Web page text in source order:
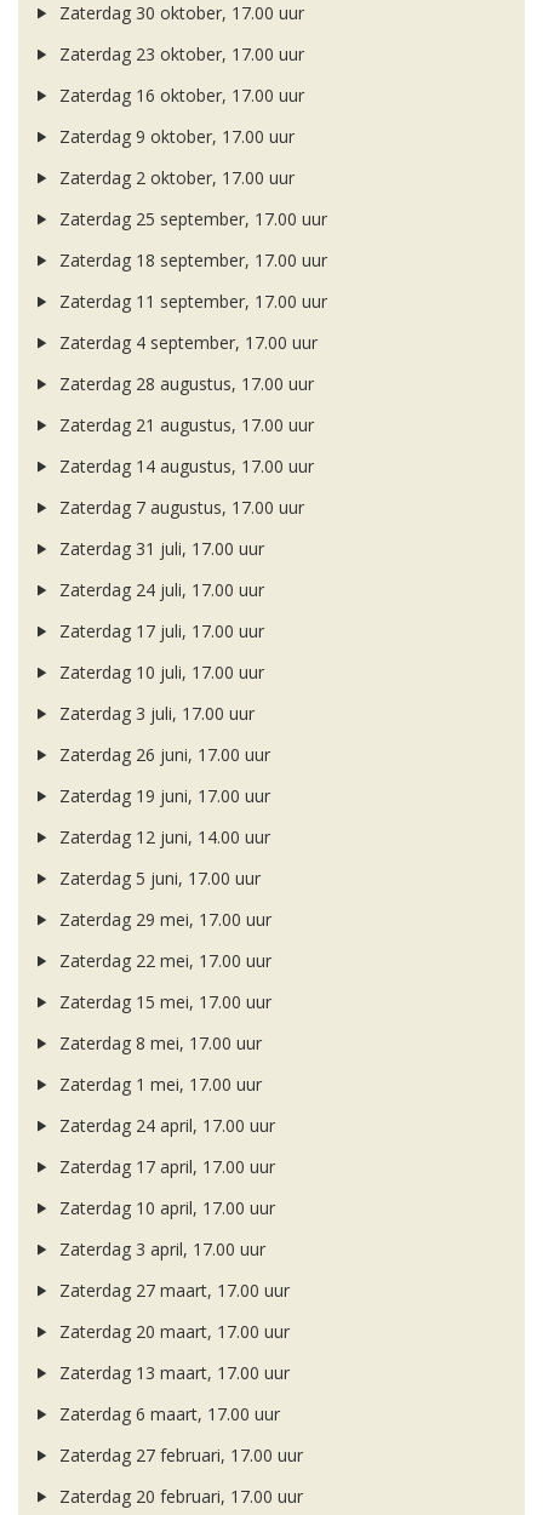
Zaterdag 30 oktober, 17.00 uur
Zaterdag 23 oktober, 17.00 uur
Zaterdag 16 oktober, 17.00 uur
Zaterdag 9 oktober, 17.00 uur
Zaterdag 2 oktober, 17.00 uur
Zaterdag 25 september, 17.00 uur
Zaterdag 18 september, 17.00 uur
Zaterdag 11 september, 17.00 uur
Zaterdag 4 september, 17.00 uur
Zaterdag 28 augustus, 17.00 uur
Zaterdag 21 augustus, 17.00 uur
Zaterdag 14 augustus, 17.00 uur
Zaterdag 7 augustus, 17.00 uur
Zaterdag 31 juli, 17.00 uur
Zaterdag 24 juli, 17.00 uur
Zaterdag 17 juli, 17.00 uur
Zaterdag 10 juli, 17.00 uur
Zaterdag 3 juli, 17.00 uur
Zaterdag 26 juni, 17.00 uur
Zaterdag 19 juni, 17.00 uur
Zaterdag 12 juni, 14.00 uur
Zaterdag 5 juni, 17.00 uur
Zaterdag 29 mei, 17.00 uur
Zaterdag 22 mei, 17.00 uur
Zaterdag 15 mei, 17.00 uur
Zaterdag 8 mei, 17.00 uur
Zaterdag 1 mei, 17.00 uur
Zaterdag 24 april, 17.00 uur
Zaterdag 17 april, 17.00 uur
Zaterdag 10 april, 17.00 uur
Zaterdag 3 april, 17.00 uur
Zaterdag 27 maart, 17.00 uur
Zaterdag 20 maart, 17.00 uur
Zaterdag 13 maart, 17.00 uur
Zaterdag 6 maart, 17.00 uur
Zaterdag 27 februari, 17.00 uur
Zaterdag 20 februari, 17.00 uur